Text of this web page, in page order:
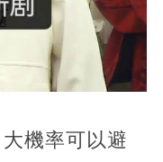
機率可以避